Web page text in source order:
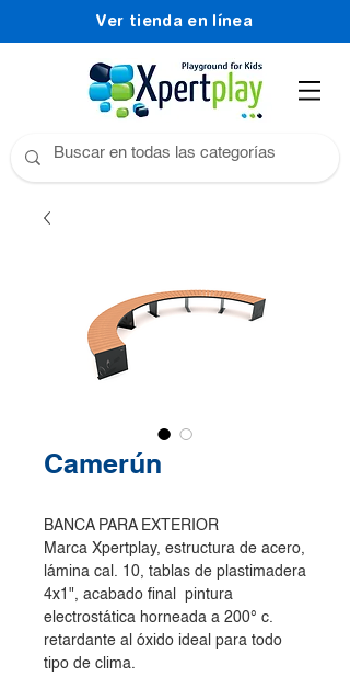
Ver tienda en línea
Camerún
BANCA PARA EXTERIOR
Marca Xpertplay, estructura de acero,
lámina cal. 10, tablas de plastimadera
4x1", acabado final pintura
electrostática horneada a 200° c.
retardante al óxido ideal para todo
tipo de clima.